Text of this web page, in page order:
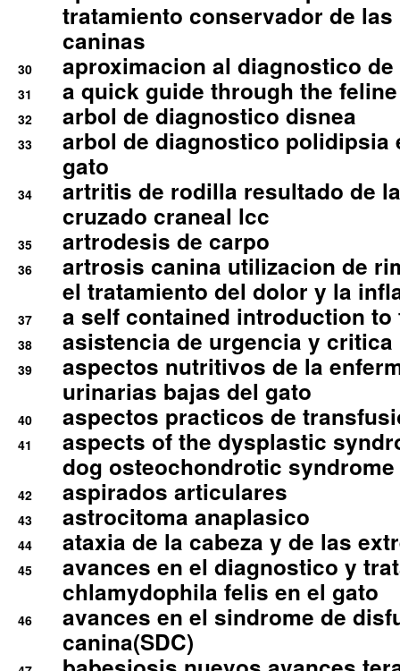
tratamiento conservador de
caninas
30 aproximacion al diagnostico
31 a quick guide through the
32 arbol de diagnostico disnea
33
arbol de diagnostico polidipsia
gato
34
artritis de rodilla resultado de
cruzado craneal lcc
35 artrodesis de carpo
36
artrosis canina utilizacion de
el tratamiento del dolor y la
37 a self contained introduction
38 asistencia de urgencia y
39
aspectos nutritivos de la
urinarias bajas del gato
40 aspectos practicos de
41
aspects of the dysplastic
dog osteochondrotic syndrome
42 aspirados articulares
43 astrocitoma anaplasico
44 ataxia de la cabeza y de las
45
avances en el diagnostico y
chlamydophila felis en el gato
46
avances en el sindrome de
canina(SDC)